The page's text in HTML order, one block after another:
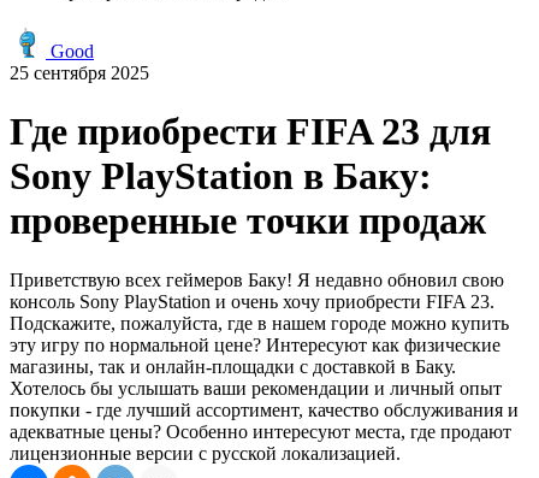
Good
25 сентября 2025
Где приобрести FIFA 23 для
Sony PlayStation в Баку:
проверенные точки продаж
Приветствую всех геймеров Баку! Я недавно обновил свою
консоль Sony PlayStation и очень хочу приобрести FIFA 23.
Подскажите, пожалуйста, где в нашем городе можно купить
эту игру по нормальной цене? Интересуют как физические
магазины, так и онлайн-площадки с доставкой в Баку.
Хотелось бы услышать ваши рекомендации и личный опыт
покупки - где лучший ассортимент, качество обслуживания и
адекватные цены? Особенно интересуют места, где продают
лицензионные версии с русской локализацией.